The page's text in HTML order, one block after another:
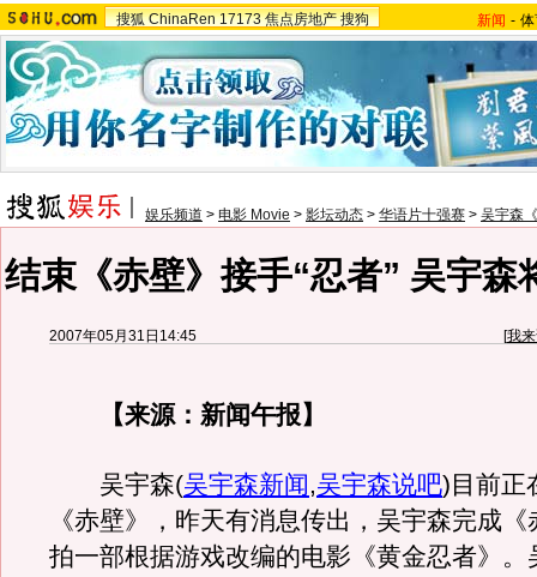
搜狐 ChinaRen 17173 焦点房地产 搜狗 新闻 -
娱乐频道 > 电影 Movie > 影坛动态 > 华语片十强赛 > 吴宇森
结束《赤壁》接手“忍者” 吴宇森
2007年05月31日14:45 [我
【来源：新闻午报】
吴宇森(吴宇森新闻,吴宇森说吧)目前正
《赤壁》，昨天有消息传出，吴宇森完成
拍一部根据游戏改编的电影《黄金忍者》。